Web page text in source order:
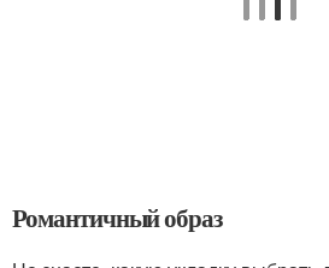
Романтичный образ